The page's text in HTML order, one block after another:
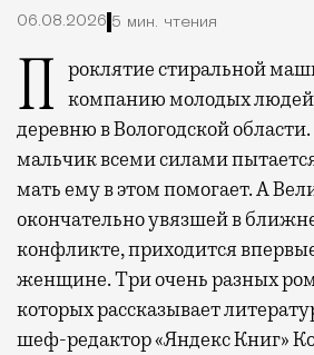
06.08.2026 5 мин. чтения
Проклятие стиральной машины заводит компанию молодых
деревню в Вологодской
мальчик всеми силами
мать ему в этом помогает. А
окончательно увязшей в
конфликте, приходится
женщине. Три очень разных
которых рассказывает
шеф-редактор «Яндекс Книг»